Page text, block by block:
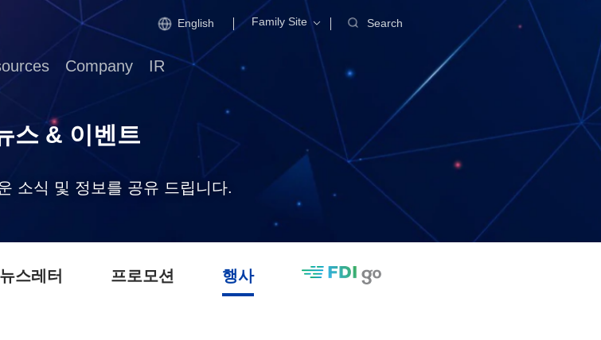
English Family Site Search
Company IR
스 & 이벤트
소식 및 정보를 공유 드립니다.
뉴스레터 프로모션 행사